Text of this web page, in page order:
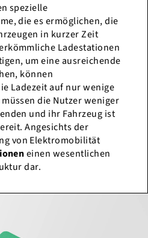
spezielle
die es ermöglichen, die
in kurzer Zeit
Ladestationen
um eine ausreichende
können
Ladezeit auf nur wenige
die Nutzer weniger
und ihr Fahrzeug ist
Angesichts der
von Elektromobilität
einen wesentlichen
dar.